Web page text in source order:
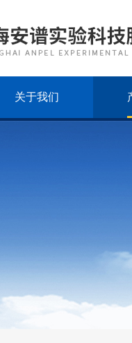
关于我们